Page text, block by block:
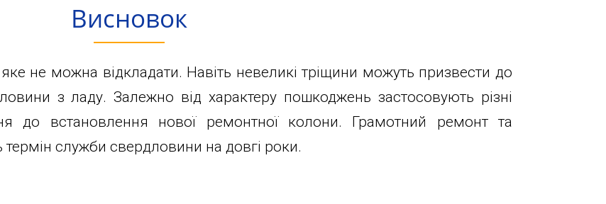
Висновок
не можна відкладати. Навіть невеликі тріщини можуть призвести до
з ладу. Залежно від характеру пошкоджень застосовують різні
до встановлення нової ремонтної колони. Грамотний ремонт та
служби свердловини на довгі роки.